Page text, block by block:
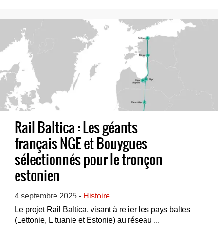
Rail Baltica : Les géants
français NGE et Bouygues
sélectionnés pour le tronçon
estonien
4 septembre 2025 - Histoire
Le projet Rail Baltica, visant à relier les pays baltes
(Lettonie, Lituanie et Estonie) au réseau ...